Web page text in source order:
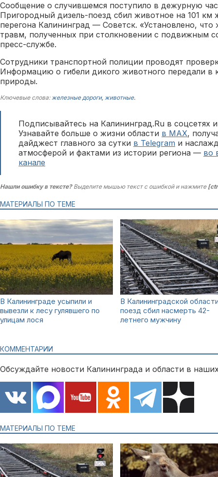
Сообщение о случившемся поступило в дежурную
Пригородный дизель-поезд сбил животное на 101 км
перегона Калининград — Советск. «Установлено, что
травм, полученных при столкновении с подвижным
пресс-службе.
Сотрудники транспортной полиции проводят
Информацию о гибели дикого животного передали в
природы.
Ключевые слова:железные дороги, животные.
Подписывайтесь на Калининград.Ru в соцсетях
Узнавайте больше о жизни области в MAX,
дайджест главного за сутки в Telegram и
атмосферой и фактами из истории региона — во
канале
Нашли ошибку в тексте?Выделите мышью текст с ошибкой и нажмите
МАТЕРИАЛЫ ПО ТЕМЕ
В Калининграде усыпили и
вывезли к лесу гулявшего по
улицам лося
В Калининградской
поезд сбил насмерть 42-
летнего мужчину
КОММЕНТАРИИ
Обсуждайте новости Калининграда и области в
МАТЕРИАЛЫ ПО ТЕМЕ